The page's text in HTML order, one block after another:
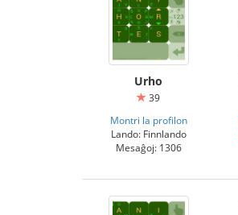
Urho
39
Montri la profilon
Lando: Finnlando
Mesaĝoj: 1306